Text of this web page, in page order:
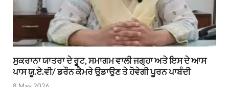
ਸੁਕਰਾਨਾ ਯਾਤਰਾ ਦੇ ਰੂਟ, ਸਮਾਗਮ ਵਾਲੀ ਜਗ੍ਹਾ ਅਤੇ ਇਸ ਦੇ ਆਸ
ਪਾਸ ਯੂ.ਏ.ਵੀ/ ਡਰੌਨ ਕੈਮਰੇ ਉਡਾਉਣ ਤੇ ਹੋਵੇਗੀ ਪੂਰਨ ਪਾਬੰਦੀ